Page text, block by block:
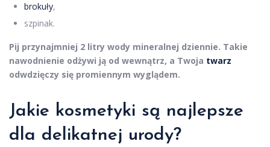
brokuły,
szpinak.
Pij przynajmniej 2 litry wody mineralnej dziennie. Takie
nawodnienie odżywi ją od wewnątrz, a Twoja twarz
odwdzięczy się promiennym wyglądem.
Jakie kosmetyki są najlepsze
dla delikatnej urody?